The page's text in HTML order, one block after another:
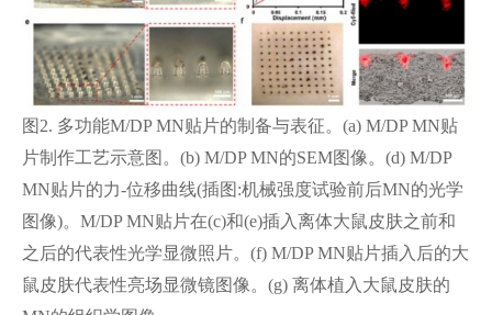
图2. 多功能M/DP MN贴片的制备与表征。(a) M/DP MN贴
片制作工艺示意图。(b) M/DP MN的SEM图像。(d) M/DP
MN贴片的力-位移曲线(插图:机械强度试验前后MN的光学
图像)。M/DP MN贴片在(c)和(e)插入离体大鼠皮肤之前和
之后的代表性光学显微照片。(f) M/DP MN贴片插入后的大
鼠皮肤代表性亮场显微镜图像。(g) 离体植入大鼠皮肤的